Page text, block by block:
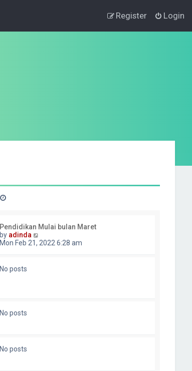
Login
Register
Pendidikan Mulai bulan Maret
by adinda
i
Mon Feb 21, 2022 6:28 am
No posts
No posts
No posts